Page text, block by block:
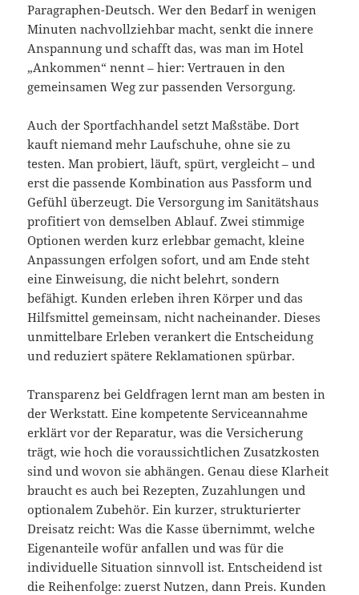
Paragraphen-Deutsch. Wer den Bedarf in wenigen
Minuten nachvollziehbar macht, senkt die innere
Anspannung und schafft das, was man im Hotel
„Ankommen“ nennt – hier: Vertrauen in den
gemeinsamen Weg zur passenden Versorgung.
Auch der Sportfachhandel setzt Maßstäbe. Dort
kauft niemand mehr Laufschuhe, ohne sie zu
testen. Man probiert, läuft, spürt, vergleicht – und
erst die passende Kombination aus Passform und
Gefühl überzeugt. Die Versorgung im Sanitätshaus
profitiert von demselben Ablauf. Zwei stimmige
Optionen werden kurz erlebbar gemacht, kleine
Anpassungen erfolgen sofort, und am Ende steht
eine Einweisung, die nicht belehrt, sondern
befähigt. Kunden erleben ihren Körper und das
Hilfsmittel gemeinsam, nicht nacheinander. Dieses
unmittelbare Erleben verankert die Entscheidung
und reduziert spätere Reklamationen spürbar.
Transparenz bei Geldfragen lernt man am besten in
der Werkstatt. Eine kompetente Serviceannahme
erklärt vor der Reparatur, was die Versicherung
trägt, wie hoch die voraussichtlichen Zusatzkosten
sind und wovon sie abhängen. Genau diese Klarheit
braucht es auch bei Rezepten, Zuzahlungen und
optionalem Zubehör. Ein kurzer, strukturierter
Dreisatz reicht: Was die Kasse übernimmt, welche
Eigenanteile wofür anfallen und was für die
individuelle Situation sinnvoll ist. Entscheidend ist
die Reihenfolge: zuerst Nutzen, dann Preis. Kunden